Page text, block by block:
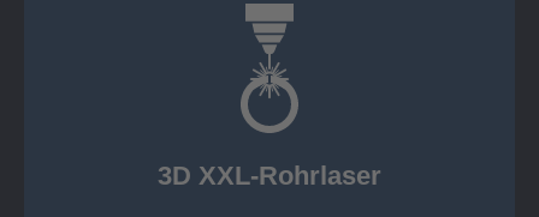
3D XXL-Rohrlaser
Rechteckprofile bis 300 x 300 mm
Wandstärken:
Nichtrostende Stähle 15 mm (oxidfrei)
Aluminium 10 mm (oxidfrei)